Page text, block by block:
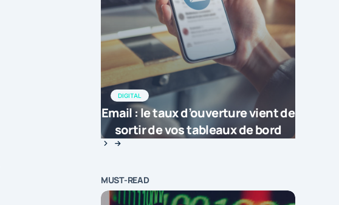
DIGITAL
Email : le taux d’ouverture vient de
sortir de vos tableaux de bord
MUST-READ